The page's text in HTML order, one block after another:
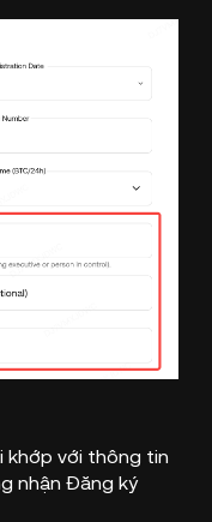
khớp với thông tin
nhận Đăng ký